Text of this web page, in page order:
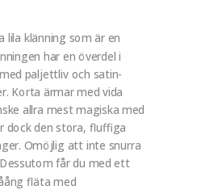
lila klänning som är en
har en överdel i
paljettliv och satin-
Korta ärmar med vida
allra mest magiska med
dock den stora, fluffiga
Omöjlig att inte snurra
får du med ett
fläta med